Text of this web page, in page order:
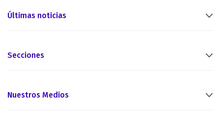
Últimas noticias
Secciones
Nuestros Medios